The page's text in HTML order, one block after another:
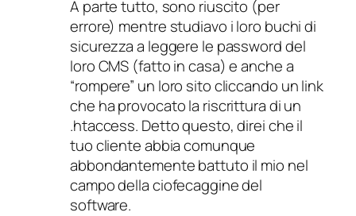
A parte tutto, sono riuscito (per
errore) mentre studiavo i loro buchi di
sicurezza a leggere le password del
loro CMS (fatto in casa) e anche a
“rompere” un loro sito cliccando un link
che ha provocato la riscrittura di un
.htaccess. Detto questo, direi che il
tuo cliente abbia comunque
abbondantemente battuto il mio nel
campo della ciofecaggine del
software.